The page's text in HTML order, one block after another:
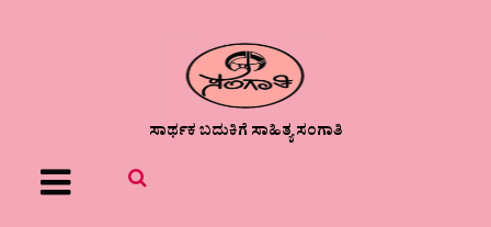
ಸಾರ್ಥಕ ಬದುಕಿಗೆ ಸಾಹಿತ್ಯ ಸಂಗಾತಿ
Menu